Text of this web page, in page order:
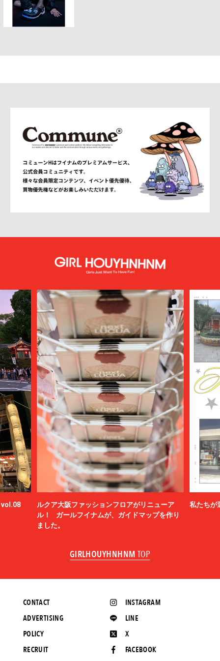
vol.08
ルクア大阪ファッションフロアがリニューア
ル！ ガールフイナムが、ガイドマップを作り
ました。
私たちが
GIRLHOUYHNHNM TOP
INSTAGRAM
LINE
X
FACEBOOK
CONTACT
ADVERTISING
POLICY
RECRUIT